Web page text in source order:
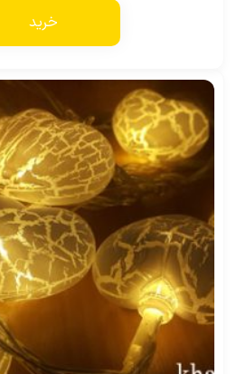
خرید